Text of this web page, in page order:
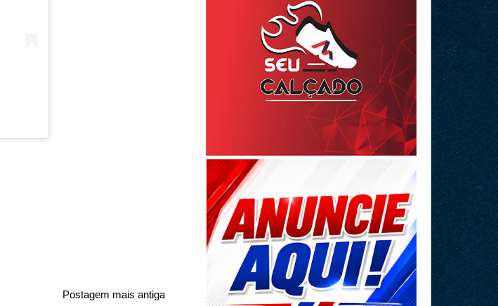
Postagem mais antiga